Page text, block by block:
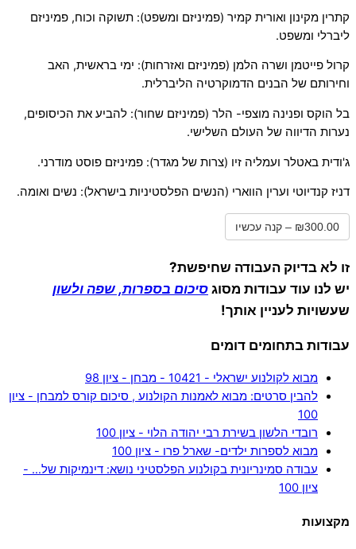
קתרין מקינון ואורית קמיר (פמיניזם ומשפט): תשוקה וכוח, פמיניזם
ליברלי ומשפט.
קרול פייטמן ושרה הלמן (פמיניזם ואזרחות): ימי בראשית, האב
וחירותם של הבנים הדמוקרטיה הליברלית.
בל הוקס ופנינה מוצפי- הלר (פמיניזם שחור): להביע את הכיסופים,
נערות הדיווה של העולם השלישי.
ג'ודית באטלר ועמליה זיו (צרות של מגדר): פמיניזם פוסט מודרני.
דניז קנדיוטי וערין הווארי (הנשים הפלסטיניות בישראל): נשים ואומה.
₪300.00 – קנה עכשיו
זו לא בדיוק העבודה שחיפשת?
יש לנו עוד עבודות מסוגסיכום בספרות, שפה ולשון
שעשויות לעניין אותך!
עבודות בתחומים דומים
מבוא לקולנוע ישראלי - 10421 - מבחן - ציון 98
להבין סרטים: מבוא לאמנות הקולנוע , סיכום קורס למבחן - ציון
100
רובדי הלשון בשירת רבי יהודה הלוי - ציון 100
מבוא לספרות ילדים- שארל פרו - ציון 100
עבודה סמינריונית בקולנוע הפלסטיני נושא: דינמיקות של… -
ציון 100
מקצועות